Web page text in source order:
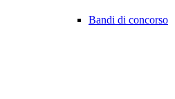
Bandi di concorso